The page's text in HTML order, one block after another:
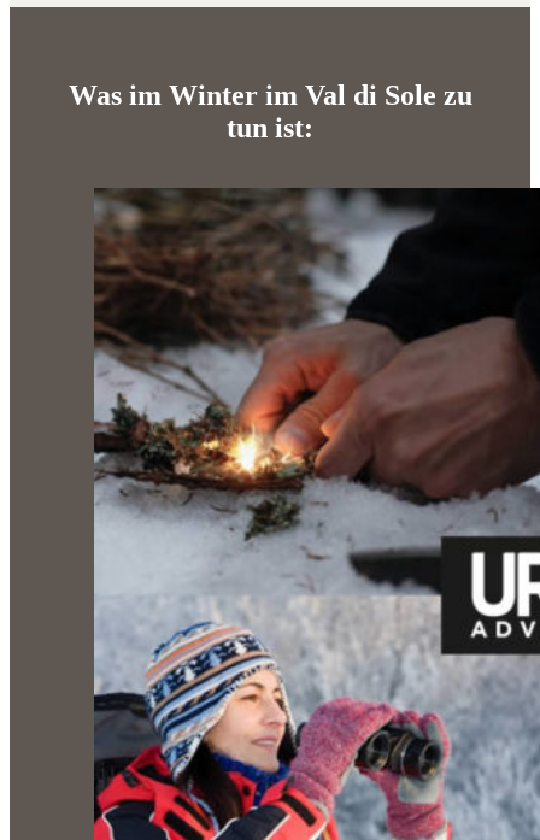
Was im Winter im Val di Sole zu
tun ist: